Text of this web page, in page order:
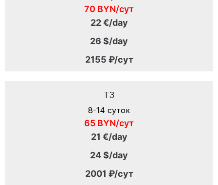
70 BYN/сут
22 €/day
26 $/day
2155 ₽/сут
T3
8-14 суток
65 BYN/сут
21 €/day
24 $/day
2001 ₽/сут